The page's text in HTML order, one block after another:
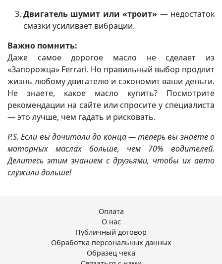
Двигатель шумит или «троит» — недостаток
смазки усиливает вибрации.
Важно помнить:
Даже самое дорогое масло не сделает из
«Запорожца» Ferrari. Но правильный выбор продлит
жизнь любому двигателю и сэкономит ваши деньги.
Не знаете, какое масло купить? Посмотрите
рекомендации на сайте или спросите у специалиста
— это лучше, чем гадать и рисковать.
P.S. Если вы дочитали до конца — теперь вы знаете о
моторных маслах больше, чем 70% водителей.
Делитесь этим знанием с друзьями, чтобы их авто
служили дольше!
Оплата
О нас
Публичный договор
Обработка персональных данных
Образец чека